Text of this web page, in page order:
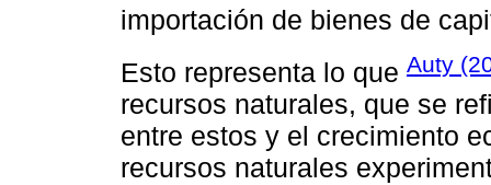
importación de bienes de
Esto representa lo que Auty
recursos naturales, que se
entre estos y el crecimiento
recursos naturales